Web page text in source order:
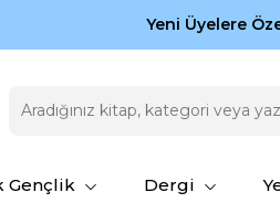
Zamansız eserler
Yeni Üyelere
Gençlik Dergi